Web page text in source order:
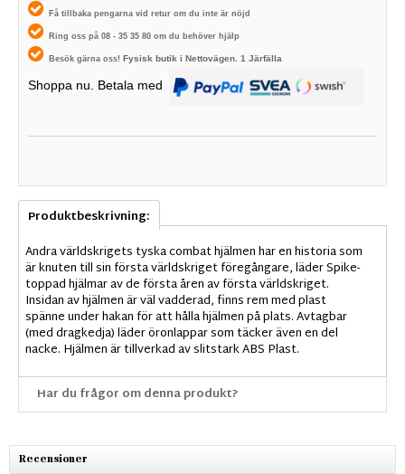
Få tillbaka pengarna vid retur om du inte är nöjd
Ring oss på 08 - 35 35 80 om du behöver hjälp
Besök gärna oss! Fysisk butik i Nettovägen. 1 Järfälla
Shoppa nu. Betala med
Produktbeskrivning:
Andra världskrigets tyska combat hjälmen har en historia som
är knuten till sin första världskriget föregångare, läder Spike-
toppad hjälmar av de första åren av första världskriget.
Insidan av hjälmen är väl vadderad, finns rem med plast
spänne under hakan för att hålla hjälmen på plats. Avtagbar
(med dragkedja) läder öronlappar som täcker även en del
nacke. Hjälmen är tillverkad av slitstark ABS Plast.
Har du frågor om denna produkt?
Recensioner